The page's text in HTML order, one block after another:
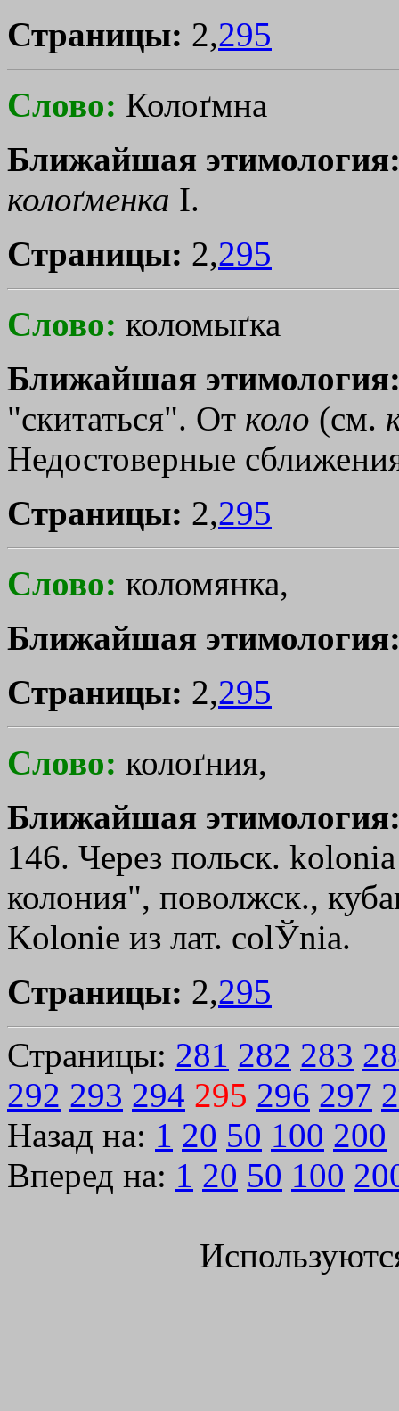
Страницы: 2,295
Слово: Колоґмна
Ближайшая
колоґменка I.
Страницы: 2,295
Слово: коломыґка
Ближайшая
"скитаться". От коло (см.
Недостоверные
Страницы: 2,295
Слово: коломянка,
Ближайшая
Страницы: 2,295
Слово: колоґния,
Ближайшая
146. Через польск.
колония", поволжск.,
Kolonie из лат. соlЎniа.
Страницы: 2,295
Страницы: 281 282 283
292 293 294 295 296 297
Назад на: 1 20 50 100 200
Вперед на: 1 20 50 100